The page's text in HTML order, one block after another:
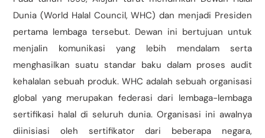
Dunia (World Halal Council, WHC) dan menjadi Presiden
pertama lembaga tersebut. Dewan ini bertujuan untuk
menjalin komunikasi yang lebih mendalam serta
menghasilkan suatu standar baku dalam proses audit
kehalalan sebuah produk. WHC adalah sebuah organisasi
global yang merupakan federasi dari lembaga-lembaga
sertifikasi halal di seluruh dunia. Organisasi ini awalnya
diinisiasi oleh sertifikator dari beberapa negara,